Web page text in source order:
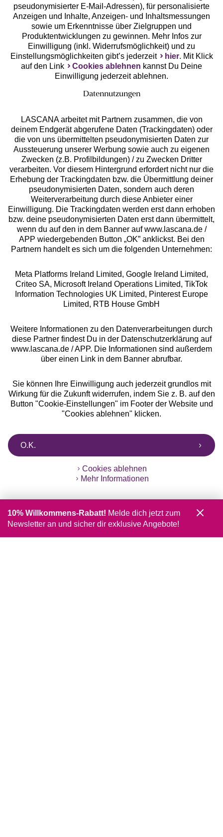
Unsere Apps
Services
Beratung
Über uns
Rechtliches
Alle Preise inkl. MwSt., zzgl.
Versandkosten
** Bonität vorausgesetzt, berechtigt zur Bonitätsprüfung
pseudonymisierter E-Mail-Adressen), für personalisierte
Anzeigen und Inhalte, Anzeigen- und Inhaltsmessungen
sowie um Erkenntnisse über Zielgruppen und
Produktentwicklungen zu gewinnen. Mehr Infos zur
Einwilligung (inkl. Widerrufsmöglichkeit) und zu
Einstellungsmöglichkeiten gibt’s jederzeit
hier. Mit Klick
auf den Link
Cookies ablehnen kannst Du Deine
Einwilligung jederzeit ablehnen.
Datennutzungen
LASCANA arbeitet mit Partnern zusammen, die von
deinem Endgerät abgerufene Daten (Trackingdaten) oder
die von uns übermittelten pseudonymisierten Daten zur
Aussteuerung unserer Werbung sowie auch zu eigenen
Zwecken (z.B. Profilbildungen) / zu Zwecken Dritter
verarbeiten. Vor diesem Hintergrund erfordert nicht nur die
Erhebung der Trackingdaten bzw. die Übermittlung deiner
pseudonymisierten Daten, sondern auch deren
Weiterverarbeitung durch diese Anbieter einer
Einwilligung. Die Trackingdaten werden erst dann erhoben
bzw. deine pseudonymisierten Daten erst dann übermittelt,
wenn du auf den in dem Banner auf www.lascana.de /
APP wiedergebenden Button „OK” anklickst. Bei den
Partnern handelt es sich um die folgenden Unternehmen:
Meta Platforms Ireland Limited, Google Ireland Limited,
Criteo SA, Microsoft Ireland Operations Limited, TikTok
Information Technologies UK Limited, Pinterest Europe
Limited, RTB House GmbH
Weitere Informationen zu den Datenverarbeitungen durch
diese Partner findest Du in der Datenschutzerklärung auf
www.lascana.de / APP. Die Informationen sind außerdem
über einen Link in dem Banner abrufbar.
Sie können Ihre Einwilligung auch jederzeit grundlos mit
Wirkung für die Zukunft widerrufen, indem Sie z. B. auf den
Button "Cookie-Einstellungen" im Footer der Website und
"Cookies ablehnen" klicken.
O.K.
Cookies ablehnen
Mehr Informationen
10% Willkommens-Rabatt! Melde dich jetzt zum
Newsletter an und sicher dir exklusive Angebote!